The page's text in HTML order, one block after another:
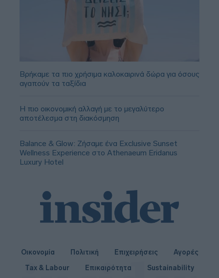
Βρήκαμε τα πιο χρήσιμα καλοκαιρινά δώρα για όσους
αγαπούν τα ταξίδια
Η πιο οικονομική αλλαγή με το μεγαλύτερο
αποτέλεσμα στη διακόσμηση
Balance & Glow: Ζήσαμε ένα Exclusive Sunset
Wellness Experience στο Athenaeum Eridanus
Luxury Hotel
Οικονομία Πολιτική Επιχειρήσεις
Αγορές
Tax & Labour
Επικαιρότητα Sustainability